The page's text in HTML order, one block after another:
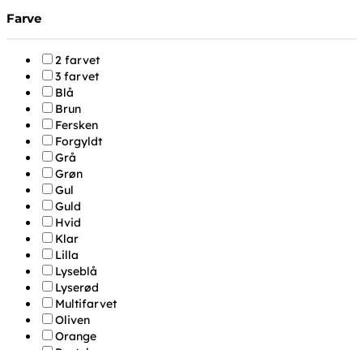
Farve
2 farvet
3 farvet
Blå
Brun
Fersken
Forgyldt
Grå
Grøn
Gul
Guld
Hvid
Klar
Lilla
Lyseblå
Lyserød
Multifarvet
Oliven
Orange